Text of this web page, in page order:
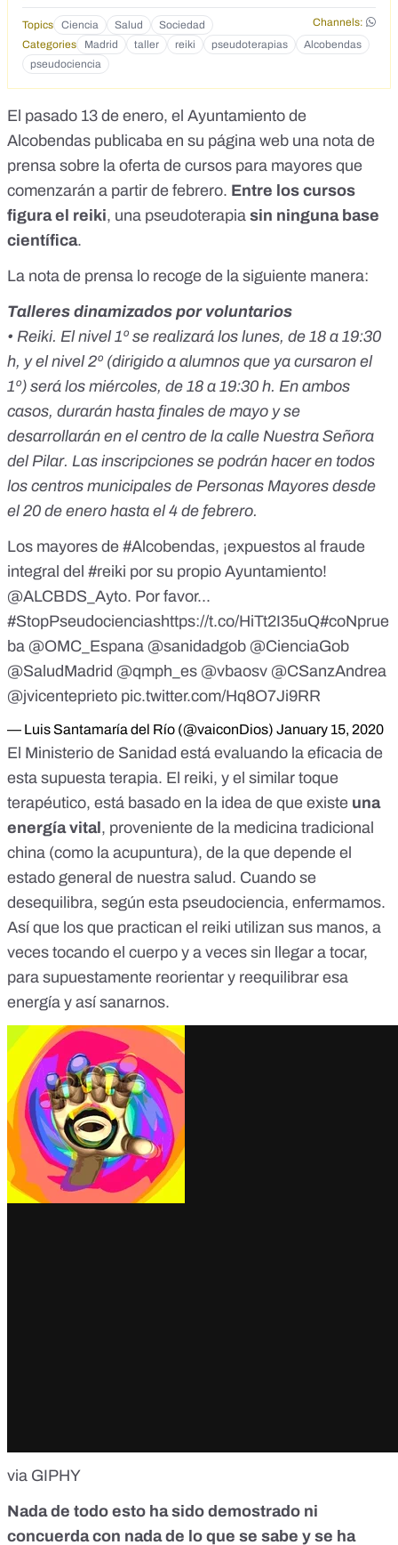
desarrollarán en el centro de la calle Nuestra Señora del
Pilar. Las inscripciones se podrán hacer en todos los centros
municipales de Personas Mayores desde el 20 de enero
hasta el 4 de febrero.</div>
Topics Ciencia Salud Sociedad
Channels:
Categories
Madrid taller reiki pseudoterapias
Alcobendas
pseudociencia
El pasado 13 de enero, el Ayuntamiento de
Alcobendas publicaba en su página web una nota de
prensa sobre la oferta de cursos para mayores que
comenzarán a partir de febrero. Entre los cursos
figura el reiki, una pseudoterapia sin ninguna base
científica.
La nota de prensa lo recoge de la siguiente manera:
Talleres dinamizados por voluntarios
• Reiki. El nivel 1º se realizará los lunes, de 18 a 19:30
h, y el nivel 2º (dirigido a alumnos que ya cursaron el
1º) será los miércoles, de 18 a 19:30 h. En ambos
casos, durarán hasta finales de mayo y se
desarrollarán en el centro de la calle Nuestra Señora
del Pilar. Las inscripciones se podrán hacer en todos
los centros municipales de Personas Mayores desde
el 20 de enero hasta el 4 de febrero.
Los mayores de #Alcobendas, ¡expuestos al fraude
integral del #reiki por su propio Ayuntamiento!
@ALCBDS_Ayto. Por favor...
#StopPseudocienciashttps://t.co/HiTt2I35uQ#coNprue
ba @OMC_Espana @sanidadgob @CienciaGob
@SaludMadrid @qmph_es @vbaosv @CSanzAndrea
@jvicenteprieto pic.twitter.com/Hq8O7Ji9RR
— Luis Santamaría del Río (@vaiconDios) January 15, 2020
El Ministerio de Sanidad está evaluando la eficacia de
esta supuesta terapia. El reiki, y el similar toque
terapéutico, está basado en la idea de que existe una
energía vital, proveniente de la medicina tradicional
china (como la acupuntura), de la que depende el
estado general de nuestra salud. Cuando se
desequilibra, según esta pseudociencia, enfermamos.
Así que los que practican el reiki utilizan sus manos, a
veces tocando el cuerpo y a veces sin llegar a tocar,
para supuestamente reorientar y reequilibrar esa
energía y así sanarnos.
via GIPHY
Nada de todo esto ha sido demostrado ni
concuerda con nada de lo que se sabe y se ha